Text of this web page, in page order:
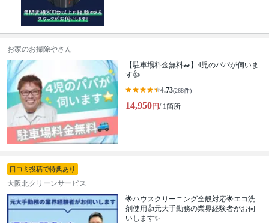
お家のお掃除やさん
【駐車場料金無料🚙】4児のパパが伺いま
す👍
4.73(268件)
14,950円/ 1箇所
口コミ投稿で特典あり
大阪北クリーンサービス
🌟ハウスクリーニング全般対応🌟エコ洗
剤使用👍元大手勤務の業界経験者がお伺
いします✨